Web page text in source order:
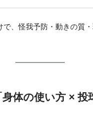
で、怪我予防・動きの質
体の使い方 × 投